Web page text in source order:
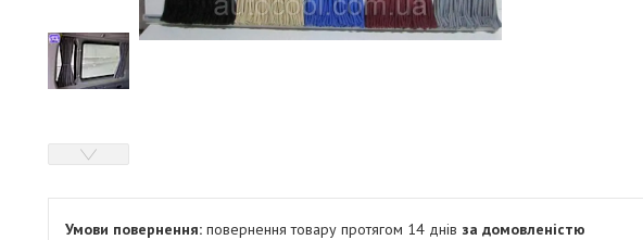
повернення товару протягом 14 днів за домовленістю